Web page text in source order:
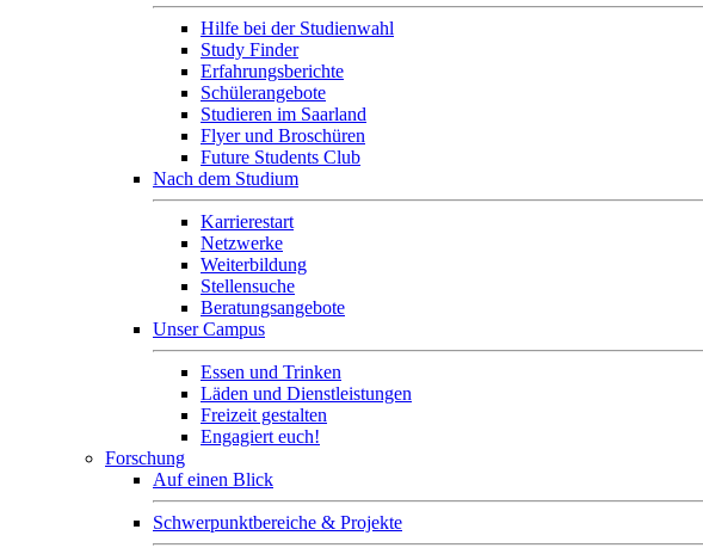
Hilfe bei der Studienwahl
Study Finder
Erfahrungsberichte
Schülerangebote
Studieren im Saarland
Flyer und Broschüren
Future Students Club
Nach dem Studium
Karrierestart
Netzwerke
Weiterbildung
Stellensuche
Beratungsangebote
Unser Campus
Essen und Trinken
Läden und Dienstleistungen
Freizeit gestalten
Engagiert euch!
Forschung
Auf einen Blick
Schwerpunktbereiche & Projekte